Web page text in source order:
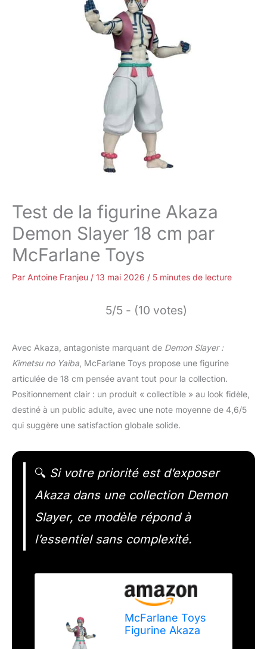
Test de la figurine Akaza
Demon Slayer 18 cm par
McFarlane Toys
Par Antoine Franjeu / 13 mai 2026 / 5 minutes de lecture
5/5 - (10 votes)
Avec Akaza, antagoniste marquant de Demon Slayer :
Kimetsu no Yaiba, McFarlane Toys propose une figurine
articulée de 18 cm pensée avant tout pour la collection.
Positionnement clair : un produit « collectible » au look fidèle,
destiné à un public adulte, avec une note moyenne de 4,6/5
qui suggère une satisfaction globale solide.
🔍 Si votre priorité est d’exposer
Akaza dans une collection Demon
Slayer, ce modèle répond à
l’essentiel sans complexité.
McFarlane Toys
Figurine Akaza